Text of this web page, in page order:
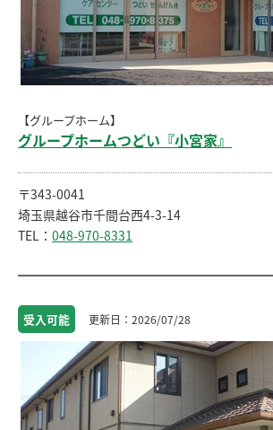
【グループホーム】
グループホームつどい『小宮家』
〒343-0041
埼玉県越谷市千間台西4-3-14
TEL： 048-970-8331
受入可能 2026/07/28